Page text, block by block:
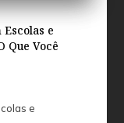
e
Que Você
e